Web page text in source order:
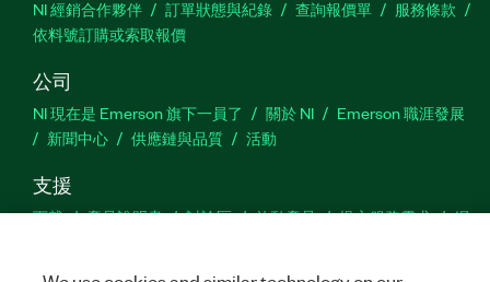
NI 經銷合作夥伴 訂單狀態與紀錄 查詢報價單
服務條款
依料號訂購或索取報價
公司
NI 現在是 Emerson 旗下一員了 關於 NI
Emerson 職涯發展
新聞中心
供應鏈與品質 活動
支援
下載 產品說明書 討論區 啟動產品 提交服務需求
網